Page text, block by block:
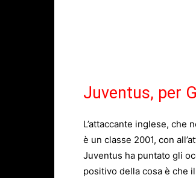
Juventus, per
L’attaccante inglese, che
è un classe 2001, con
Juventus ha puntato gli
positivo della cosa è che il